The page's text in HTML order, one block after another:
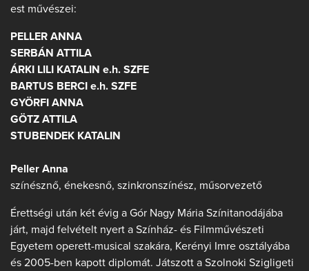
est művészei:
PELLER ANNA
SERBÁN ATTILA
ÁRKI LILI KATALIN e.h. SZFE
BARTUS BERCI e.h. SZFE
GYÖRFI ANNA
GÖTZ ATTILA
STUBENDEK KATALIN
Peller Anna
színésznő, énekesnő, szinkronszínész, műsorvezető
Érettségi után két évig a Gór Nagy Mária Színitanodájába
járt, majd felvételt nyert a Színház- és Filmművészeti
Egyetem operett-musical szakára, Kerényi Imre osztályába
és 2005-ben kapott diplomát. Játszott a Szolnoki Szigligeti